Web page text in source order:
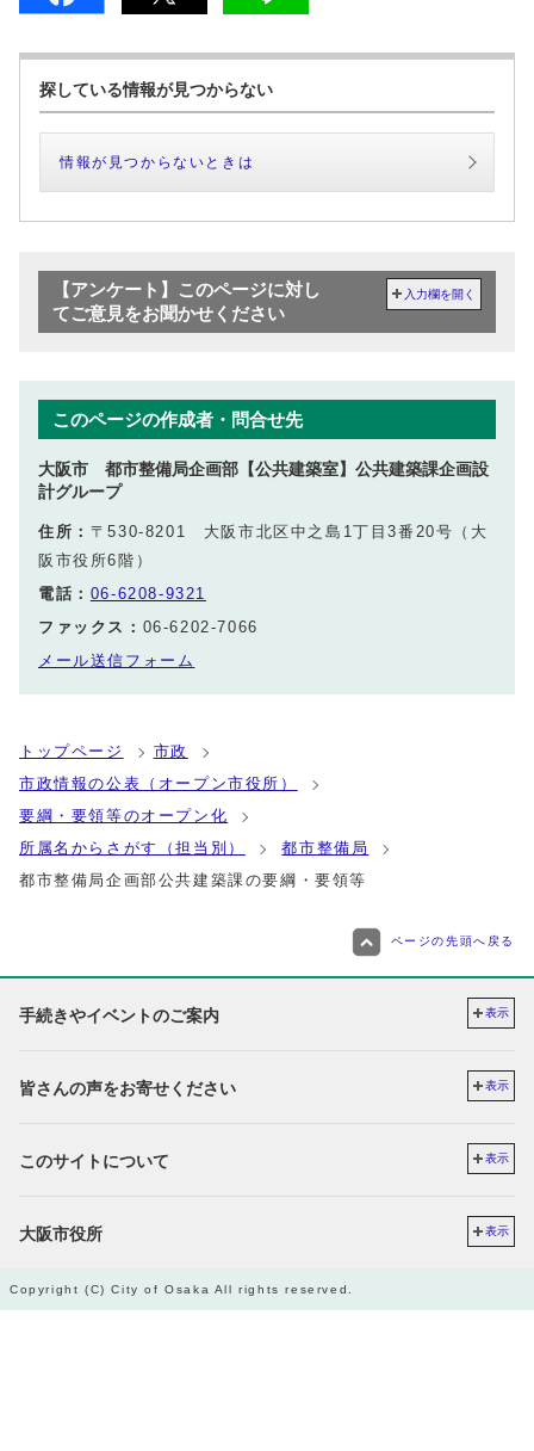
探している情報が見つからない
情報が見つからないときは
【アンケート】このページに対し
てご意見をお聞かせください
入力欄を開く
このページの作成者・問合せ先
大阪市 都市整備局企画部【公共建築室】公共建築課企画設
計グループ
住所： 〒530-8201 大阪市北区中之島1丁目3番20号（大
阪市役所6階）
電話： 06-6208-9321
ファックス： 06-6202-7066
メール送信フォーム
トップページ
市政
市政情報の公表（オープン市役所）
要綱・要領等のオープン化
所属名からさがす（担当別）
都市整備局
都市整備局企画部公共建築課の要綱・要領等
ページの先頭へ戻る
手続きやイベントのご案内 表示
皆さんの声をお寄せください 表示
このサイトについて 表示
大阪市役所 表示
Copyright (C) City of Osaka All rights reserved.